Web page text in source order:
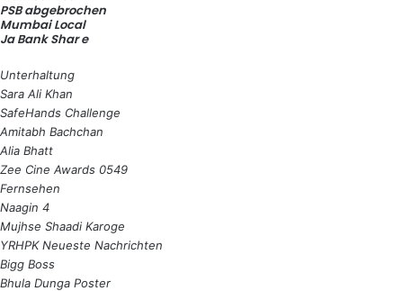
PSB abgebrochen
Mumbai Local
Ja Bank Shar e
Unterhaltung
Sara Ali Khan
SafeHands Challenge
Amitabh Bachchan
Alia Bhatt
Zee Cine Awards 0549
Fernsehen
Naagin 4
Mujhse Shaadi Karoge
YRHPK Neueste Nachrichten
Bigg Boss
Bhula Dunga Poster